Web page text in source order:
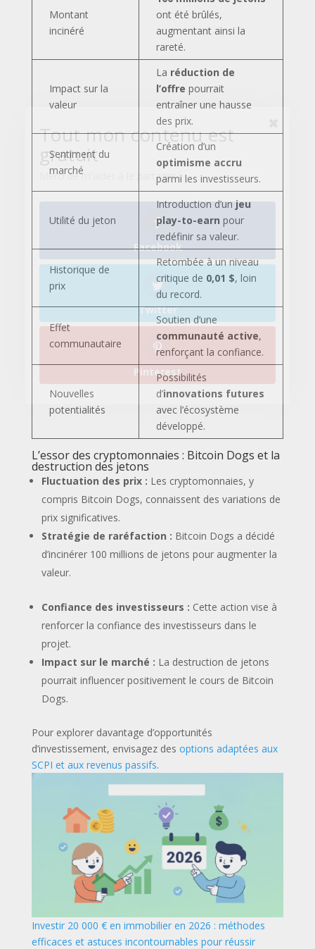
Montant
incinéré
ont été brûlés,
augmentant ainsi la
rareté.
Impact sur la
valeur
La réduction de
l’offre pourrait
entraîner une hausse
des prix.
Sentiment du
marché
Création d’un
optimisme accru
parmi les investisseurs.
Utilité du jeton
Introduction d’un jeu
play-to-earn pour
redéfinir sa valeur.
Historique de
prix
Retombée à un niveau
critique de 0,01 $, loin
du record.
Effet
communautaire
Soutien d’une
communauté active,
renforçant la confiance.
Nouvelles
potentialités
Possibilités
d’innovations futures
avec l’écosystème
développé.
L’essor des cryptomonnaies : Bitcoin Dogs et la
destruction des jetons
Fluctuation des prix : Les cryptomonnaies, y
compris Bitcoin Dogs, connaissent des variations de
prix significatives.
Stratégie de raréfaction : Bitcoin Dogs a décidé
d’incinérer 100 millions de jetons pour augmenter la
valeur.
Confiance des investisseurs : Cette action vise à
renforcer la confiance des investisseurs dans le
projet.
Impact sur le marché : La destruction de jetons
pourrait influencer positivement le cours de Bitcoin
Dogs.
Pour explorer davantage d’opportunités
d’investissement, envisagez des options adaptées aux
SCPI et aux revenus passifs.
Investir 20 000 € en immobilier en 2026 : méthodes
efficaces et astuces incontournables pour réussir
gratuit
Merci de m'aider à le partager !
Facebook
Twitter
Pinterest